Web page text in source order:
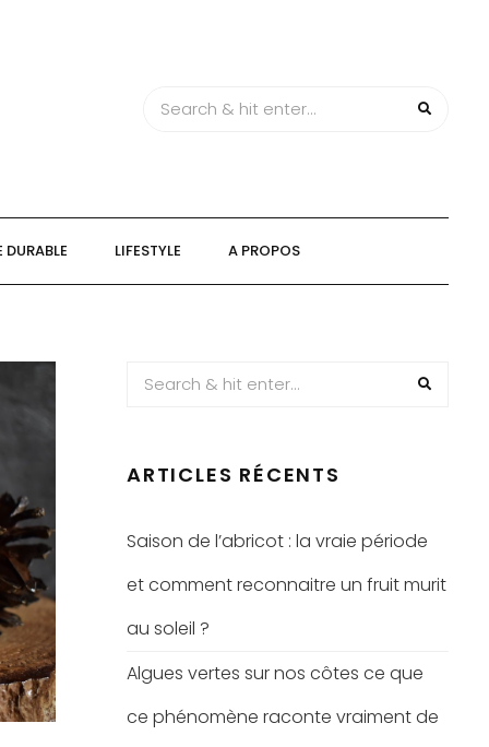
LIFESTYLE A PROPOS
ARTICLES RÉCENTS
Saison de l’abricot : la vraie période
et comment reconnaitre un fruit murit
au soleil ?
Algues vertes sur nos côtes ce que
ce phénomène raconte vraiment de